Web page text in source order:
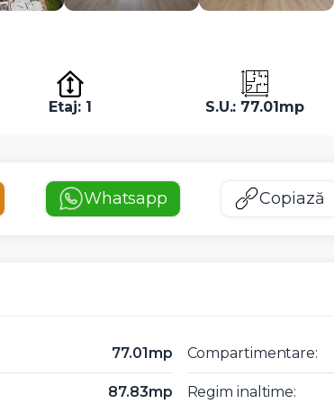
Etaj: 1 S.U.: 77.01mp
Whatsapp Copiază
77.01mp
87.83mp
Compartimentare:
Regim inaltime: